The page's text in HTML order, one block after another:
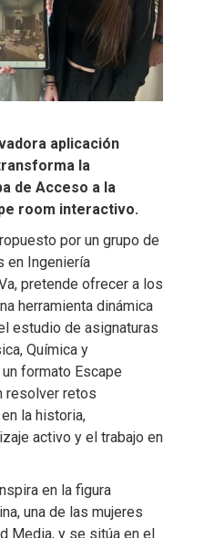
aplicación
la
de Acceso a la
room interactivo.
por un grupo de
en Ingeniería
pretende ofrecer a los
herramienta dinámica
estudio de asignaturas
Química y
formato Escape
resolver retos
la historia,
activo y el trabajo en
en la figura
una de las mujeres
Media, y se sitúa en el